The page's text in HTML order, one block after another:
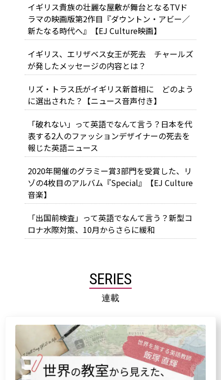
イギリス貴族の壮麗な屋敷が舞台となるTVド
ラマの映画版第2作目『ダウントン・アビー／
新たなる時代へ』【EJ Culture映画】
イギリス、エリザベス女王が死去 チャールズ
が発したメッセージの内容とは？
リズ・トラス氏がイギリス新首相に どのよう
に選出された？【ニュース音声付き】
「破れない」って英語でなんて言う？日本を代
表する2人のファッションデザイナーの死去を
報じた英語ニュース
2020年開催のグラミー賞3部門を受賞した、リ
ゾの4枚目のアルバム『Special』【EJ Culture
音楽】
「出国前検査」って英語でなんて言う？新型コ
ロナ水際対策、10月からさらに緩和
SERIES
連載